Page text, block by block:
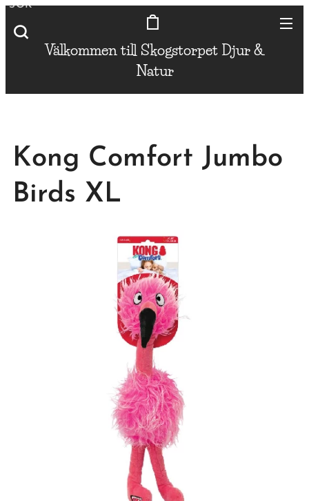
Välkommen till Skogstorpet Djur &
Natur
SÖK
Kong Comfort Jumbo
Birds XL